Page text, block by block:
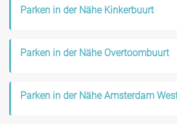
Parken in der Nähe Kinkerbuurt
Parken in der Nähe Overtoombuurt
Parken in der Nähe Amsterdam